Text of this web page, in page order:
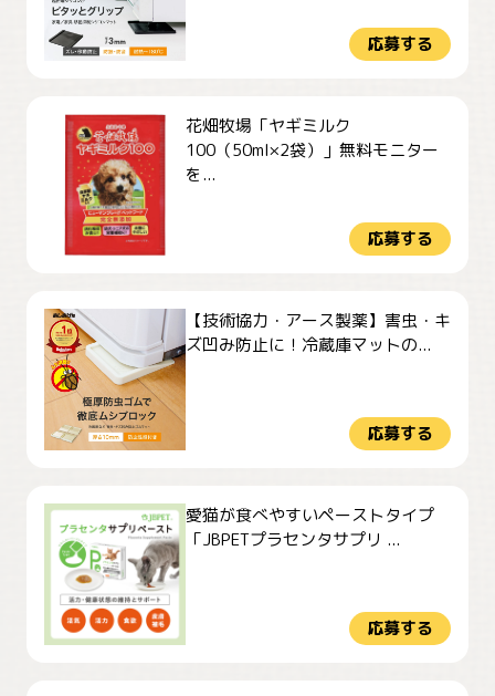
応募する
花畑牧場「ヤギミルク
100（50ml×2袋）」無料モニター
を...
応募する
【技術協力・アース製薬】害虫・キ
ズ凹み防止に！冷蔵庫マットの...
応募する
愛猫が食べやすいペーストタイプ
「JBPETプラセンタサプリ ...
応募する